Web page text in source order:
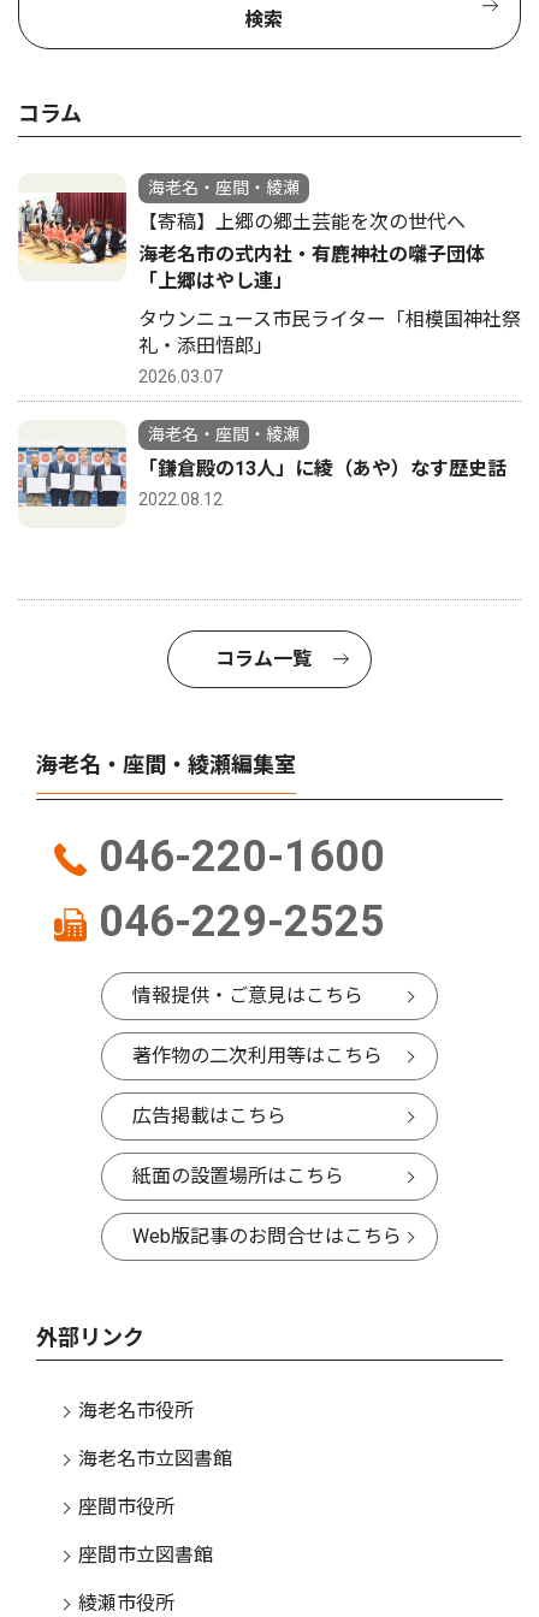
検索
コラム
海老名・座間・綾瀬
【寄稿】上郷の郷土芸能を次の世代へ
海老名市の式内社・有鹿神社の囃子団体
「上郷はやし連」
タウンニュース市民ライター「相模国神社祭
礼・添田悟郎」
2026.03.07
海老名・座間・綾瀬
「鎌倉殿の13人」に綾（あや）なす歴史話
2022.08.12
コラム一覧
海老名・座間・綾瀬編集室
046-220-1600
046-229-2525
情報提供・ご意見はこちら
著作物の二次利用等はこちら
広告掲載はこちら
紙面の設置場所はこちら
Web版記事のお問合せはこちら
外部リンク
海老名市役所
海老名市立図書館
座間市役所
座間市立図書館
綾瀬市役所